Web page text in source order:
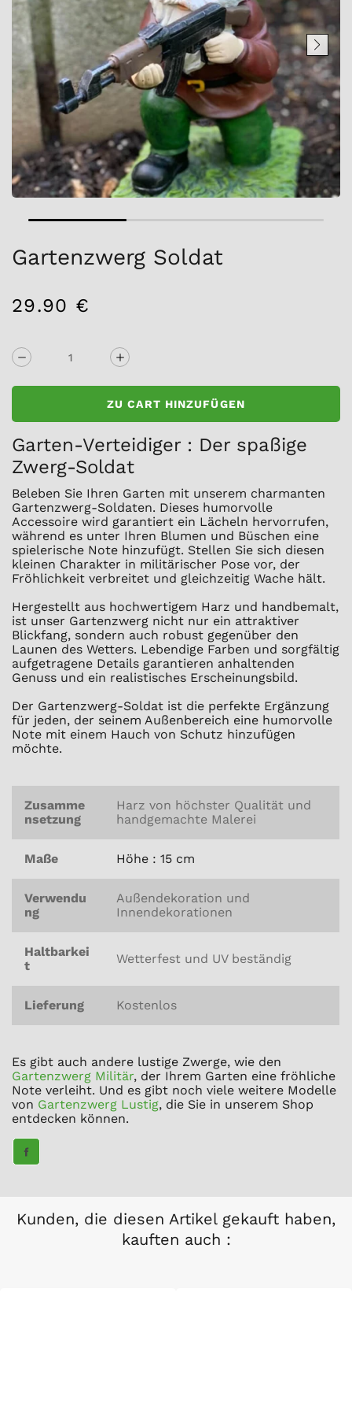
Gartenzwerg Soldat
29.90 €
/
ZU CART HINZUFÜGEN
Garten-Verteidiger : Der spaßige
Zwerg-Soldat
Beleben Sie Ihren Garten mit unserem charmanten
Gartenzwerg-Soldaten. Dieses humorvolle
Accessoire wird garantiert ein Lächeln hervorrufen,
während es unter Ihren Blumen und Büschen eine
spielerische Note hinzufügt. Stellen Sie sich diesen
kleinen Charakter in militärischer Pose vor, der
Fröhlichkeit verbreitet und gleichzeitig Wache hält.
Hergestellt aus hochwertigem Harz und handbemalt,
ist unser Gartenzwerg nicht nur ein attraktiver
Blickfang, sondern auch robust gegenüber den
Launen des Wetters. Lebendige Farben und sorgfältig
aufgetragene Details garantieren anhaltenden
Genuss und ein realistisches Erscheinungsbild.
Der Gartenzwerg-Soldat ist die perfekte Ergänzung
für jeden, der seinem Außenbereich eine humorvolle
Note mit einem Hauch von Schutz hinzufügen
möchte.
Zusamme
nsetzung
Harz von höchster Qualität und
handgemachte Malerei
Maße Höhe : 15 cm
Verwendu
ng
Außendekoration und
Innendekorationen
Haltbarkei
t
Wetterfest und UV beständig
Lieferung Kostenlos
Es gibt auch andere lustige Zwerge, wie den
Gartenzwerg Militär, der Ihrem Garten eine fröhliche
Note verleiht. Und es gibt noch viele weitere Modelle
von Gartenzwerg Lustig, die Sie in unserem Shop
entdecken können.
TEILE
AUF
Kunden, die diesen Artikel gekauft haben,
kauften auch :